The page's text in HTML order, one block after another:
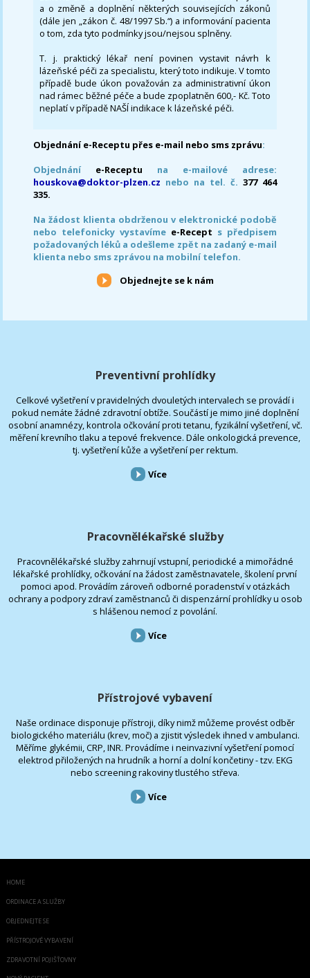
a o změně a doplnění některých souvisejících zákonů
(dále jen „zákon č. 48/1997 Sb.“) a informování pacienta
o tom, zda tyto podmínky jsou/nejsou splněny.
T. j. praktický lékař není povinen vystavit návrh k
lázeňské péči za specialistu, který toto indikuje. V tomto
případě bude úkon považován za administrativní úkon
nad rámec běžné péče a bude zpoplatněn 600,- Kč. Toto
neplatí v případě NAŠÍ indikace k lázeňské péči.
Objednání e-Receptu přes e-mail nebo sms zprávu:
Objednání e-Receptu na e-mailové adrese:
houskova@doktor-plzen.cz nebo na tel. č. 377 464
335.
Na žádost klienta obdrženou v elektronické podobě
nebo telefonicky vystavíme e-Recept s předpisem
požadovaných léků a odešleme zpět na zadaný e-mail
klienta nebo sms zprávou na mobilní telefon.
Objednejte se k nám
Preventivní prohlídky
Celkové vyšetření v pravidelných dvouletých intervalech se provádí i
pokud nemáte žádné zdravotní obtíže. Součástí je mimo jiné doplnění
osobní anamnézy, kontrola očkování proti tetanu, fyzikální vyšetření, vč.
měření krevního tlaku a tepové frekvence. Dále onkologická prevence,
tj. vyšetření kůže a vyšetření per rektum.
Více
Pracovnělékařské služby
Pracovnělékařské služby zahrnují vstupní, periodické a mimořádné
lékařské prohlídky, očkování na žádost zaměstnavatele, školení první
pomoci apod. Provádím zároveň odborné poradenství v otázkách
ochrany a podpory zdraví zaměstnanců či dispenzární prohlídky u osob
s hlášenou nemocí z povolání.
Více
Přístrojové vybavení
Naše ordinace disponuje přístroji, díky nimž můžeme provést odběr
biologického materiálu (krev, moč) a zjistit výsledek ihned v ambulanci.
Měříme glykémii, CRP, INR. Provádíme i neinvazivní vyšetření pomocí
elektrod přiložených na hrudník a horní a dolní končetiny - tzv. EKG
nebo screening rakoviny tlustého střeva.
Více
HOME
ORDINACE A SLUŽBY
OBJEDNEJTE SE
PŘÍSTROJOVÉ VYBAVENÍ
ZDRAVOTNÍ POJIŠŤOVNY